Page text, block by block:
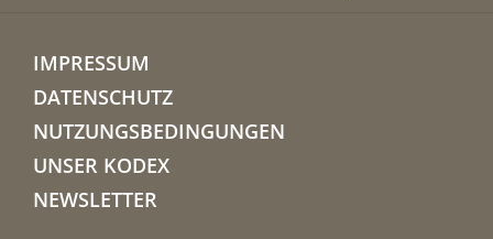
IMPRESSUM
DATENSCHUTZ
NUTZUNGSBEDINGUNGEN
UNSER KODEX
NEWSLETTER